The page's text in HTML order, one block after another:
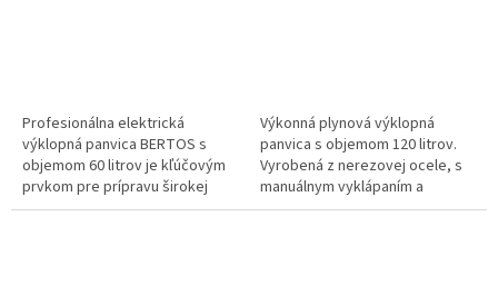
Profesionálna elektrická
výklopná panvica BERTOS s
objemom 60 litrov je kľúčovým
prvkom pre prípravu širokej
škály pokrmov vo
Výkonná plynová výklopná
panvica s objemom 120 litrov.
Vyrobená z nerezovej ocele, s
manuálnym vyklápaním a
napúšťacou batériou. Výkon 23